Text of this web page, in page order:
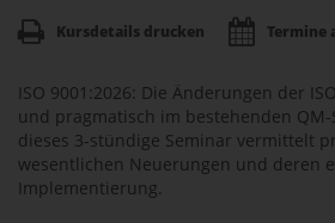
Kursdetails drucken Termine
ISO 9001:2026: Die Änderungen der
und pragmatisch im bestehenden QM-
dieses 3-stündige Seminar vermittelt
wesentlichen Neuerungen und deren
Implementierung.